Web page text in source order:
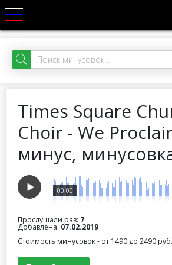
Times Square
Choir - We
минус,
00:00
Прослушали раз: 7
Добавлена: 07.02.2019
Стоимость минусовок - от 1490 до 2490 руб.